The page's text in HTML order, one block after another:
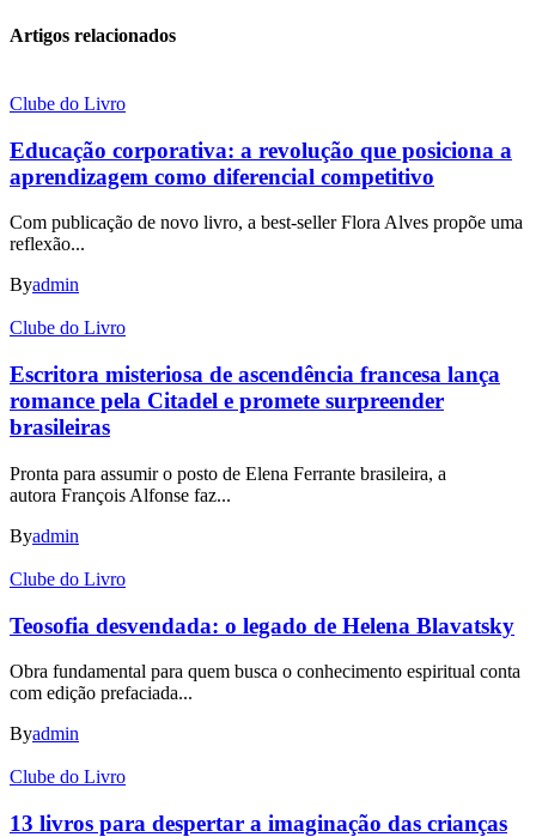
Artigos relacionados
Clube do Livro
Educação corporativa: a revolução que posiciona a
aprendizagem como diferencial competitivo
Com publicação de novo livro, a best-seller Flora Alves propõe uma
reflexão...
Byadmin
Clube do Livro
Escritora misteriosa de ascendência francesa lança
romance pela Citadel e promete surpreender
brasileiras
Pronta para assumir o posto de Elena Ferrante brasileira, a
autora François Alfonse faz...
Byadmin
Clube do Livro
Teosofia desvendada: o legado de Helena Blavatsky
Obra fundamental para quem busca o conhecimento espiritual conta
com edição prefaciada...
Byadmin
Clube do Livro
13 livros para despertar a imaginação das crianças